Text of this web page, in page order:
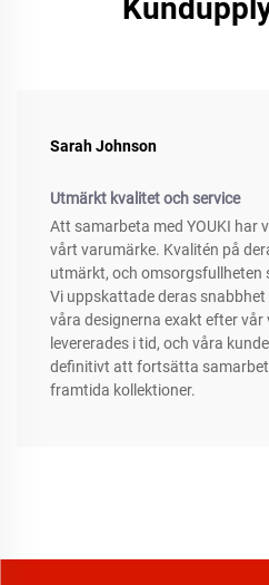
Sarah Johnson
Utmärkt kvalitet och service
Att samarbeta med YOUKI har
vårt varumärke. Kvalitén på
utmärkt, och omsorgsfullheten
Vi uppskattade deras
våra designerna exakt efter vår
levererades i tid, och våra
definitivt att fortsätta
framtida kollektioner.